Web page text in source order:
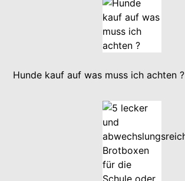
Hunde kauf auf was muss ich achten ?